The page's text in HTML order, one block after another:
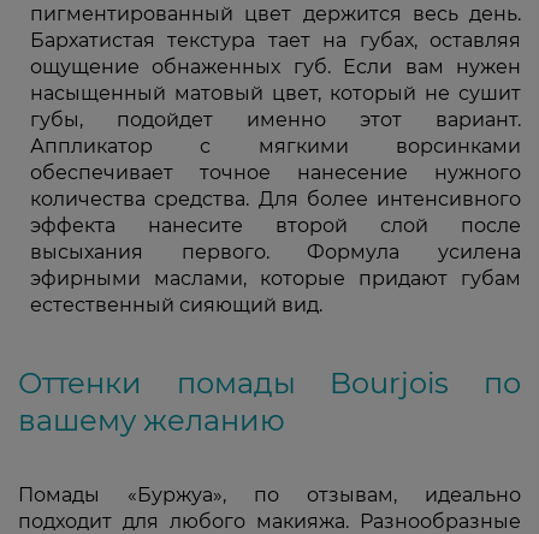
пигментированный цвет держится весь день.
Бархатистая текстура тает на губах, оставляя
ощущение обнаженных губ. Если вам нужен
насыщенный матовый цвет, который не сушит
губы, подойдет именно этот вариант.
Аппликатор с мягкими ворсинками
обеспечивает точное нанесение нужного
количества средства. Для более интенсивного
эффекта нанесите второй слой после
высыхания первого. Формула усилена
эфирными маслами, которые придают губам
естественный сияющий вид.
Оттенки помады Bourjois по
вашему желанию
Помады «Буржуа», по отзывам, идеально
подходит для любого макияжа. Разнообразные